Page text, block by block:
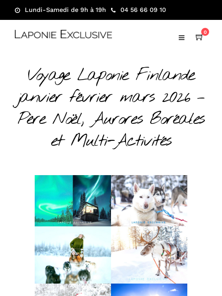
Lundi-Samedi de 9h à 19h 04 56 66 09 10
0
Voyage Laponie Finlande
janvier février mars 2026 –
Père Noël, Aurores Boréales
et Multi-Activités